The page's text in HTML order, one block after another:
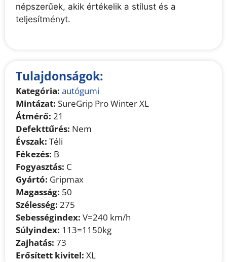
népszerűek, akik értékelik a stílust és a
teljesítményt.
Tulajdonságok:
Kategória: autógumi
Mintázat: SureGrip Pro Winter XL
Átmérő: 21
Defekttűrés: Nem
Évszak: Téli
Fékezés: B
Fogyasztás: C
Gyártó: Gripmax
Magasság: 50
Szélesség: 275
Sebességindex: V=240 km/h
Súlyindex: 113=1150kg
Zajhatás: 73
Erősített kivitel: XL